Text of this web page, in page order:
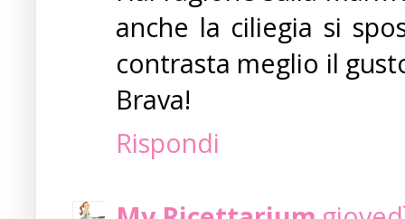
anche la ciliegia si
contrasta meglio il
Brava!
Rispondi